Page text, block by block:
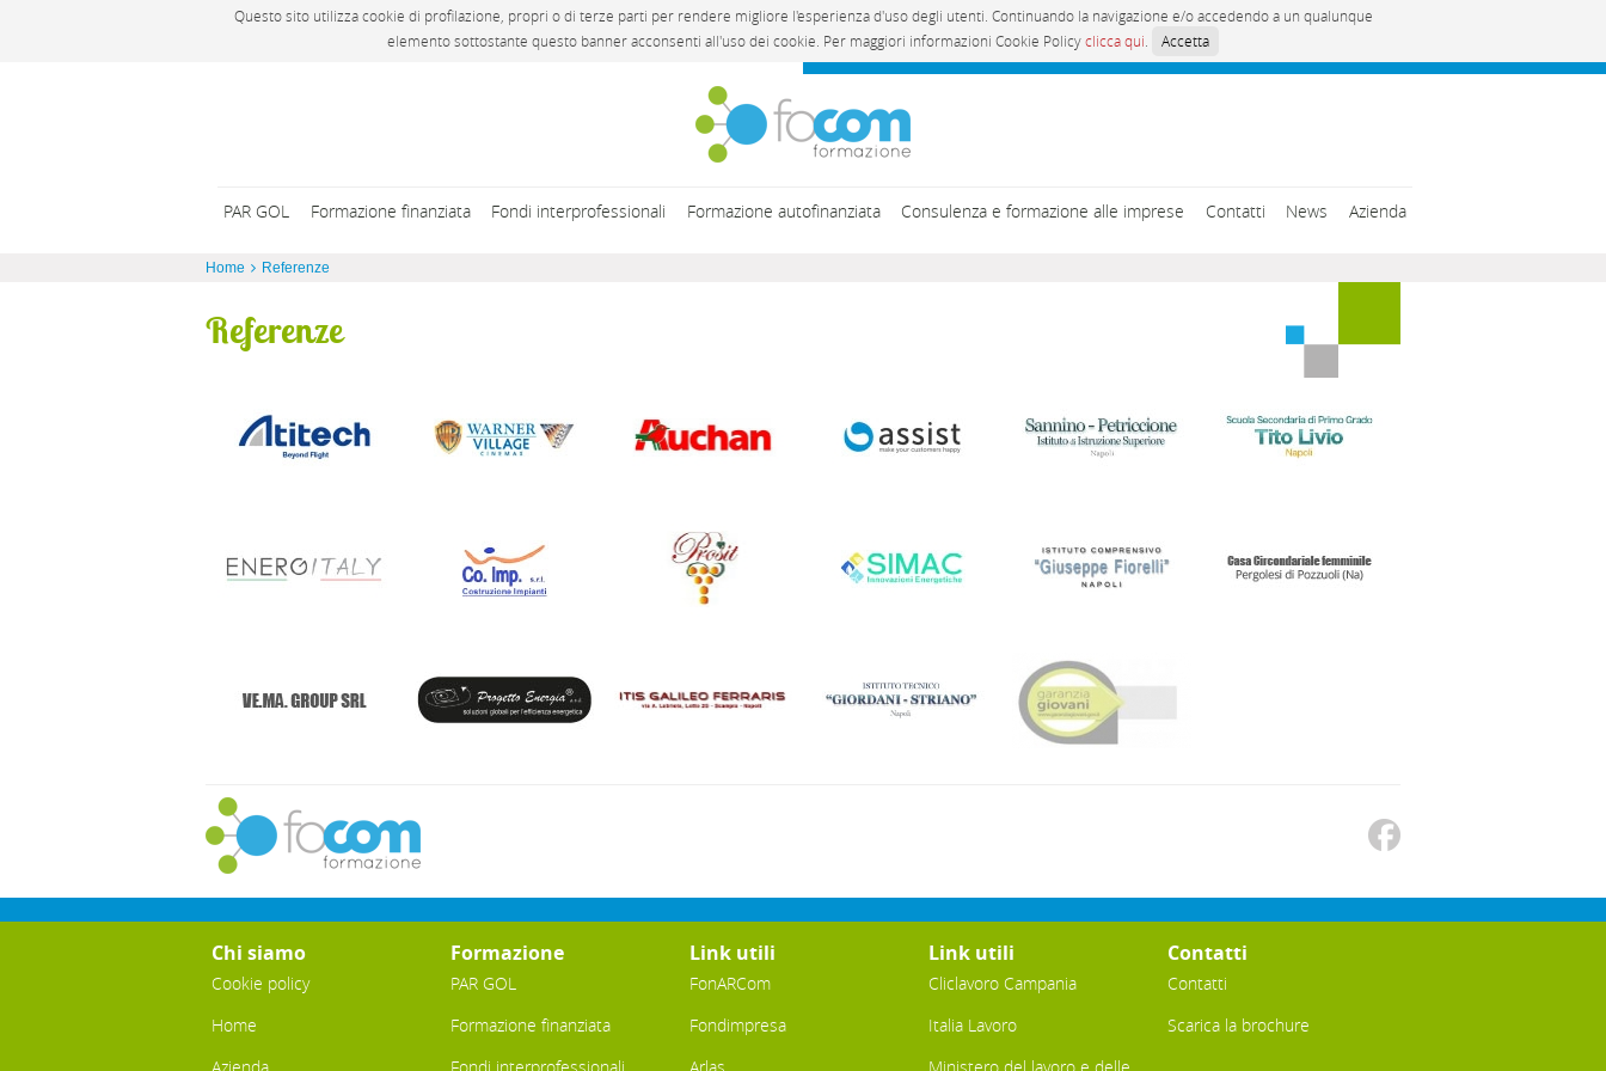
Questo sito utilizza cookie di profilazione, propri o di terze parti per rendere migliore l'esperienza d'uso degli utenti. Continuando la navigazione e/o accedendo a un qualunque
elemento sottostante questo banner acconsenti all'uso dei cookie. Per maggiori informazioni Cookie Policyclicca qui Accetta
PAR GOL Formazione finanziata Fondi interprofessionali Formazione autofinanziata Consulenza e formazione alle imprese Contatti News Azienda
Home Referenze
Referenze
Chi siamo
Cookie policy
Home
Formazione
PAR GOL
Formazione finanziata
Link utili
FonARCom
Fondimpresa
Link utili
Cliclavoro Campania
Italia Lavoro
Contatti
Contatti
Scarica la brochure